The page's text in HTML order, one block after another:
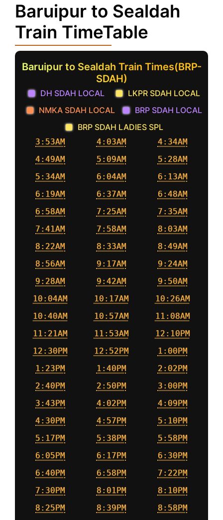
Baruipur to Sealdah
Train TimeTable
Baruipur to Sealdah Train Times(BRP-
SDAH)
DH SDAH LOCAL
LKPR SDAH LOCAL
NMKA SDAH LOCAL
BRP SDAH LOCAL
BRP SDAH LADIES SPL
3:53AM 4:03AM
4:34AM
4:49AM
5:09AM
5:28AM
5:34AM
6:04AM
6:13AM
6:19AM
6:37AM
6:48AM
6:58AM
7:25AM
7:35AM
7:41AM
7:58AM
8:03AM
8:22AM
8:33AM
8:49AM
8:56AM
9:17AM
9:24AM
9:28AM
9:42AM
9:50AM
10:04AM
10:17AM
10:26AM
10:40AM
10:57AM
11:08AM
11:21AM
11:53AM
12:10PM
12:30PM
12:52PM
1:00PM
1:23PM
1:40PM
2:02PM
2:40PM
2:50PM
3:00PM
3:43PM
4:02PM
4:09PM
4:30PM
4:57PM
5:10PM
5:17PM
5:38PM
5:58PM
6:05PM
6:17PM
6:30PM
6:40PM
6:58PM
7:22PM
7:30PM
8:01PM
8:10PM
8:25PM
8:39PM
8:58PM